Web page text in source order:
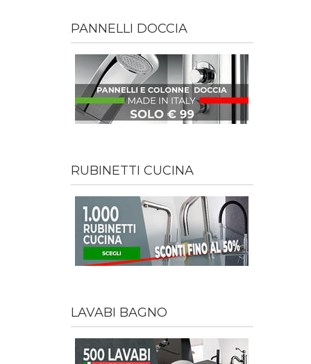
PANNELLI DOCCIA
RUBINETTI CUCINA
LAVABI BAGNO